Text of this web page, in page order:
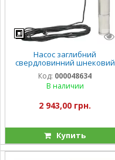
Насос заглибний
свердловинний шнековий
Vitals aqua 3DS 1027-0.5r
Код: 000048634
В наличии
2 943,00 грн.
Купить